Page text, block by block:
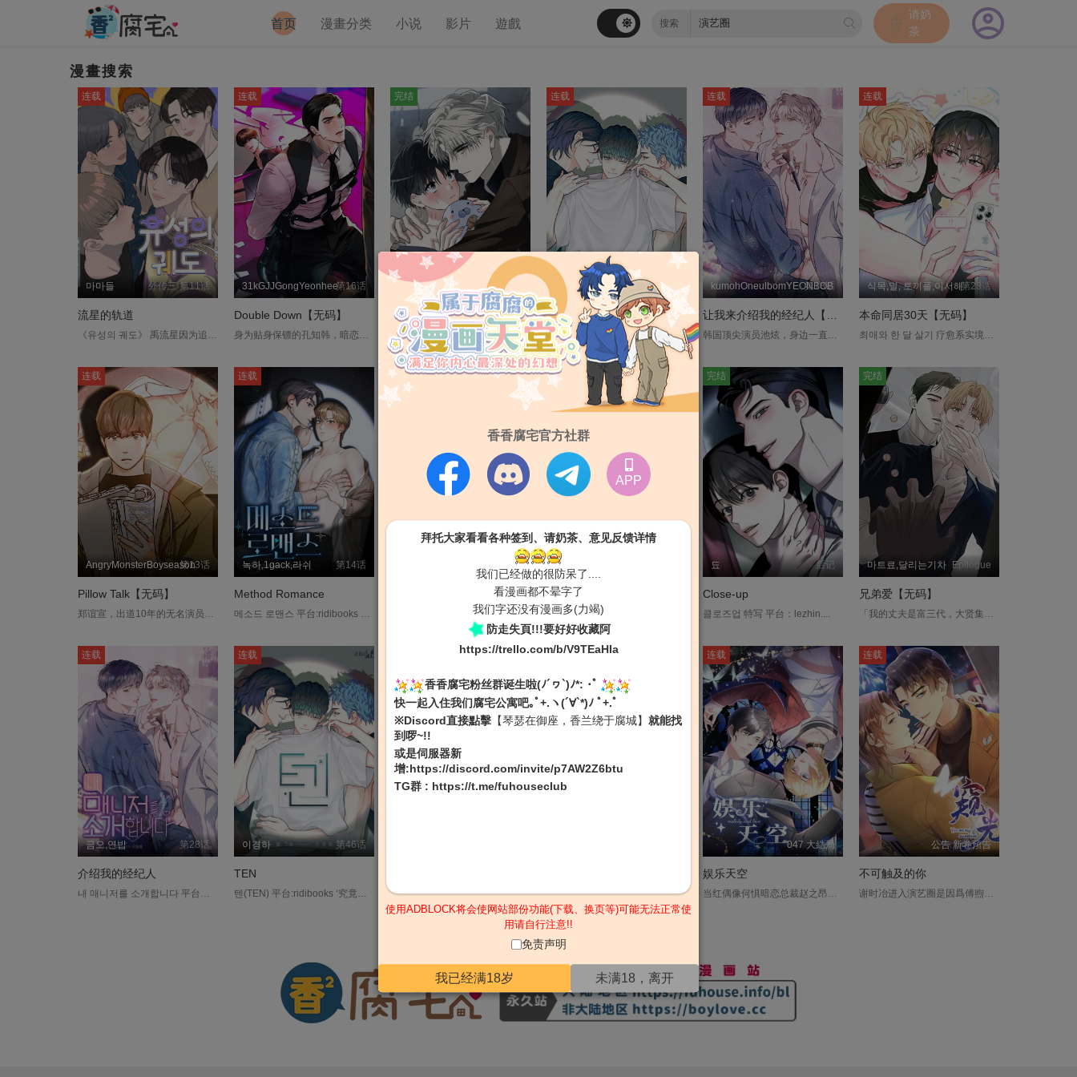
首页 漫畫分类 小说 影片 遊戲
请奶
茶
香香腐宅官方社群
APP
拜托大家看看各种签到、请奶茶、意见反馈详情
我们已经做的很防呆了....
看漫画都不晕字了
我们字还没有漫画多(力竭)
防走失頁!!!要好好收藏阿
https://trello.com/b/V9TEaHIa
香香腐宅粉丝群诞生啦(ﾉ´ヮ`)ﾉ*: ･ﾟ
快一起入住我们腐宅公寓吧｡ﾟ+.ヽ(´∀`*)ﾉ ﾟ+.ﾟ
※Discord直接點擊 【琴瑟在御座，香兰绕于腐城】 就能找
到啰~!!
或是伺服器新
增:https://discord.com/invite/p7AW2Z6btu
TG群 : https://t.me/fuhouseclub
使用ADBLOCK将会使网站部份功能(下载、换页等)可能无法正常使
用请自行注意!!
免责声明
我已经满18岁 未满18，离开
漫畫搜索
外传三 第11话
마마들
连载
流星的轨道
第16话
31kGJJGongYeonhee
连载
Double Down【无码】
第14话
도봉
完结
镜头外的OST
카메라 밖 OST 平台：Mr. Blue ....
第45话
ZACK
连载
TEN【台版】
「到底为什么会受伤，连自己都说不清楚。」曾经是二线偶像的闵志皓，在内心满是慌乱与空洞的状态下结束了偶像生涯。他原以为自己会就此淡出娱乐圈，却因代替前成员出演综艺节目，意外与憧憬已久的顶级演员姜泰延相遇，甚至还卷入了一场短暂却轰动的绯闻。演艺圈史上首度出现的同性绯闻，最终被轻描淡写地当作插曲带过。然而，与不愿再见到的前成员朴弦道重逢后，一连串始料未及的事件接踵而来，让志皓的隐退计画一次次被打乱…志皓最终将如何直面自己无法言说的伤痛？而那道伤口，又会由谁来陪他一起愈合？....
第18话
kumohOneulbomYEONBOB
连载
第23话
식목,밀, 토끼풀,이서해
连载
本命同居30天【无码】
第13话
AngryMonsterBoyseason
连载
Pillow Talk【无码】
郑谊宣，出道10年的无名演员，总是尽心尽力消化被赋予的所有角色。在某个寒冷的秋夜，他一如往常、毫无怨言地完成了艰辛的拍摄，并巧遇了世界级巨星车毅舟。「对了，你是谊宣吧？」演员车毅舟，从出道那一刻起就是话题焦点的顶级巨星，虽然同为演员，对谊宣来说却是另一个世界般的遥远存在。本该擦肩而过的相遇…「方便的话，要不要去喝一杯？」「我不会耗费时间在没兴趣的人身上。」在主动出击的车毅舟影响下，谊宣的世界开始产生了变化。不需要特别努力，就会主动靠近的温暖存在；在漫长的无名岁月中，赏识那份从未熄灭的热情与不懈努力的贵人。「没事的，我不会有别的想法。」然而，不知从何时萌生的情感，逐渐与谊宣的决心背道而驰。....
第14话
녹하,1gack,라쉬
连载
Method Romance
메소드 로맨스 平台:ridibooks 顶级演员朴世夏，他那完美的日常里闯进了“本命”?!完美主义的天花板，顶级演员朴世夏。还有垮掉的偶像组合中可靠的队长，孙智言。两人一同被选为电影《Brotherhood》的主人公。与电影中通过解决事件而逐渐彼此靠近的角色不同，吵闹活泼的智言与安静的原则至上主义者世夏，看起来就像水和油一样。然而有一件谁也不知道的致命秘密--那就是朴世夏是孙智言的铁杆粉丝!与想要保持距离的心情相反，智言却像推土机一样往世夏这边猛冲，一边缠着他喊“教我演戏吧”! 最终到了第二天早上，事情开始想着不可控的方向发展…....
第17话
连载
Happy Twogether【无码】
四年前，偶像团体DREAMBOY因为卷入某件丑闻而名声大跌，最终走上解散的命运。如今……为生活所困的DREAMBOY前成员「Happy」金在瑛在打工外送途中，听说队长秀谦在夜店醉倒的消息而赶往现场。在那里，和在瑛有着相同的艺名，但不同于在瑛，最近最受欢迎的rapper兼制作人「Happy」─禹丞旼。救了因为光敏性癫痫发作而昏倒的在瑛，并向他提出合作的邀请…「你知道我是谁吧？跟我合作一首歌吧。」....
桂
连载
深秋入冬ABO【无码】
后记
됴
完结
Close-up
클로즈업 特写 平台：lezhin....
Epilogue
마트료,달리는기차
完结
兄弟爱【无码】
「我的丈夫是富三代，大贤集团的继承人，优性Alpha，而且是盲人。」 虽然是以资助人和配偶的条件缔结的关系，但我们夫妻间有特别的规则，那就是为了确认是否外遇，每晚都必须让丈夫进行身体检查，以及即便条件中有怀孕这一项，但除了发情期和易感期外不得发生关系。 为了偿还因为亲哥哥而背负的债务，必须加快这停滞不前的关系，就算是接受小叔的帮助…....
第28话
금오,연밥
连载
介绍我的经纪人
第46话
이경하
连载
TEN
※第二季开始为无码版本 申海温因同性恋绯闻被公司冷冻，却有一位从出道初期就支持自己的粉丝。多亏了这位粉丝，才能撑过这段被冷冻的艰难时期。某一天，申海温突然收到了金主的提案，但条件是要和金主⋯这到底是福还是祸呢？而且最近回家后经常听见奇怪的声音，是错觉吗？好像有人在监视自己！....
连载
ゆうかく縁结び 「我来迎接你了喔 昴良」 人气演员昴良拥有“吸引“人类及非人类的体质。 他利用这个体质进入演艺圈，却被伪造出的丑闻逐了出去。 出现在走投无路的昴良面前的是过于美丽的九尾狐•黑旦！ 他把昴良拐到常世中，并告诉他要在为“非人类“而设的游郭中工作--...!? 腹黑高富帅狐狸×超受欢迎的傲娇演员的浓厚溺爱生活....
047 大結局
连载
娱乐天空
公告 新卷預告
连载
不可触及的你